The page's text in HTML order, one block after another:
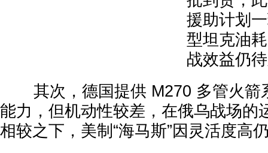
援助计划
型坦克油
战效益仍
其次，德国提供 M270 多管火箭
能力，但机动性较差，在俄乌战场的
相较之下，美制“海马斯”因灵活度高